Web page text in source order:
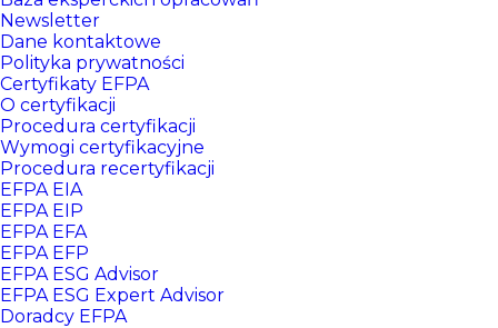
Newsletter
Dane kontaktowe
Polityka prywatności
Certyfikaty EFPA
O certyfikacji
Procedura certyfikacji
Wymogi certyfikacyjne
Procedura recertyfikacji
EFPA EIA
EFPA EIP
EFPA EFA
EFPA EFP
EFPA ESG Advisor
EFPA ESG Expert Advisor
Doradcy EFPA
Doradców EFPA